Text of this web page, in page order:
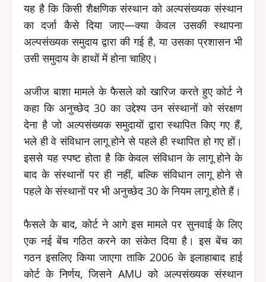
यह है कि किसी शैक्षणिक संस्थान को अल्पसंख्यक संस्थान
का दर्जा कैसे दिया जाए—क्या केवल उसकी स्थापना
अल्पसंख्यक समुदाय द्वारा की गई है, या उसका प्रशासन भी
उसी समुदाय के हाथों में होना चाहिए।
अजीज बाशा मामले के फैसले को खारिज करते हुए कोर्ट ने
कहा कि अनुच्छेद 30 का उद्देश्‍य उन संस्थानों को संरक्षण
देना है जो अल्पसंख्यक समुदायों द्वारा स्थापित किए गए हैं,
भले ही वे संविधान लागू होने से पहले ही स्थापित हो गए हों।
इससे यह स्पष्ट होता है कि केवल संविधान के लागू होने के
बाद के संस्थानों पर ही नहीं, बल्कि संविधान लागू होने से
पहले के संस्थानों पर भी अनुच्छेद 30 के नियम लागू होते हैं।
फैसले के बाद, कोर्ट ने आगे इस मामले पर सुनवाई के लिए
एक नई बेंच गठित करने का संकेत दिया है। इस बेंच का
गठन इसलिए किया जाएगा ताकि 2006 के इलाहाबाद हाई
कोर्ट के निर्णय, जिसने AMU को अल्पसंख्यक संस्थान